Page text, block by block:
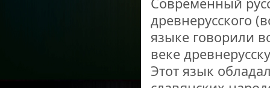
древнерусского
языке говорили
веке
Этот язык